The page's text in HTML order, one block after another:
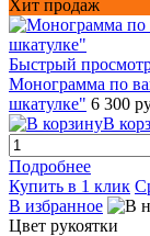
Хит продаж
Быстрый
Монограмма по
шкатулке" 6 300
В
Подробнее
Купить в 1 клик
В избранное
Цвет рукоятки